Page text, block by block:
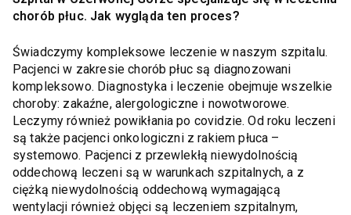
chorób płuc. Jak wygląda ten proces?
Świadczymy kompleksowe leczenie w naszym szpitalu.
Pacjenci w zakresie chorób płuc są diagnozowani
kompleksowo. Diagnostyka i leczenie obejmuje wszelkie
choroby: zakaźne, alergologiczne i nowotworowe.
Leczymy również powikłania po covidzie. Od roku leczeni
są także pacjenci onkologiczni z rakiem płuca –
systemowo. Pacjenci z przewlekłą niewydolnością
oddechową leczeni są w warunkach szpitalnych, a z
ciężką niewydolnością oddechową wymagającą
wentylacji również objęci są leczeniem szpitalnym,